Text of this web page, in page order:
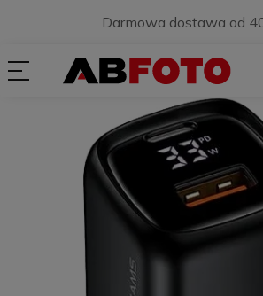
Darmowa dostawa od